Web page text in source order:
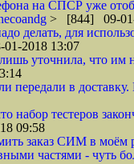
на СПСР уже
> [844] 09-01-
делать, для
2018 13:07
уточнила, что
передали в
набор тестеров
09:58
заказ СИМ в моём
частями - чуть